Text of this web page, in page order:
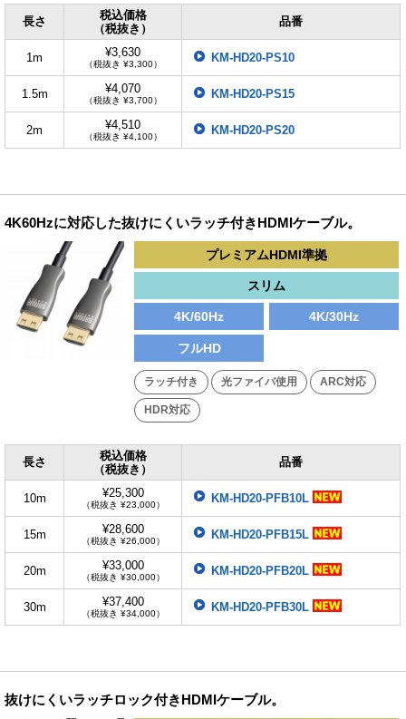
長さ
税込価格
（税抜き）
品番
1m ¥3,630
（税抜き ¥3,300） KM-HD20-PS10
1.5m ¥4,070
（税抜き ¥3,700） KM-HD20-PS15
2m ¥4,510
（税抜き ¥4,100） KM-HD20-PS20
4K60Hzに対応した抜けにくいラッチ付きHDMIケーブル。
プレミアムHDMI準拠
スリム
4K/60Hz 4K/30Hz
フルHD
ラッチ付き 光ファイバ使用 ARC対応
HDR対応
長さ
税込価格
（税抜き）
品番
10m ¥25,300
（税抜き ¥23,000） KM-HD20-PFB10L
15m ¥28,600
（税抜き ¥26,000） KM-HD20-PFB15L
20m ¥33,000
（税抜き ¥30,000） KM-HD20-PFB20L
30m ¥37,400
（税抜き ¥34,000） KM-HD20-PFB30L
抜けにくいラッチロック付きHDMIケーブル。